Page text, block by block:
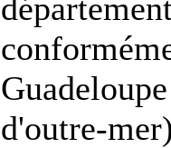
d'outre-